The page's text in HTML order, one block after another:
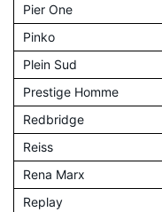
Pier One
Pinko
Plein Sud
Prestige Homme
Redbridge
Reiss
Rena Marx
Replay